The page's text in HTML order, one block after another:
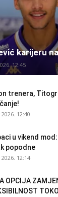
karijeru
12:45
trenera,
12:40
u vikend
popodne
12:14
OPCIJA